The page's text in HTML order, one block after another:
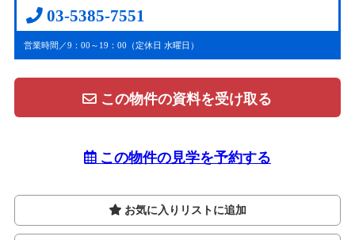
03-5385-7551
営業時間／9：00～19：00（定休日 水曜日）
この物件の資料を受け取る
この物件の見学を予約する
お気に入りリストに追加